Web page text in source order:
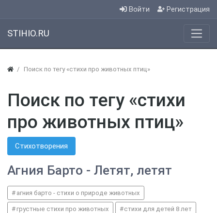
Войти Регистрация
STIHIO.RU
Поиск по тегу «стихи про животных птиц»
Поиск по тегу «стихи
про животных птиц»
Стихотворения
Агния Барто - Летят, летят
агния барто - стихи о природе животных
грустные стихи про животных стихи для детей 8 лет